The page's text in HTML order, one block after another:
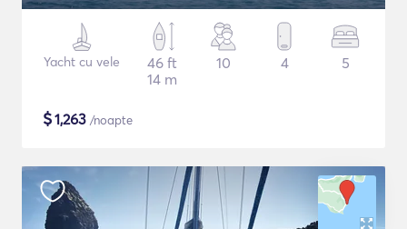
Yacht cu vele
46 ft
14 m
10 4 5
$1,263 /noapte